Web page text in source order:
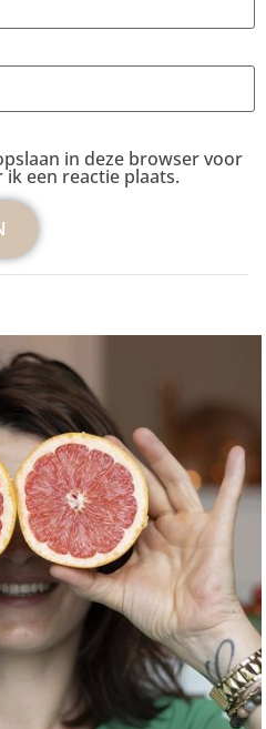
in deze browser voor
een reactie plaats.